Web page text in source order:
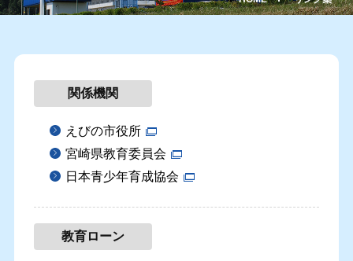
関係機関
えびの市役所
宮崎県教育委員会
日本青少年育成協会
教育ローン
卒業生・在校生・保護者/卒業生の家族の声
学校見学説明会・入学生徒募集要項・奨学金制度
よくあるご質問
進路変更希望の方へ
在校生の方へ
卒業生の方へ
お知らせ